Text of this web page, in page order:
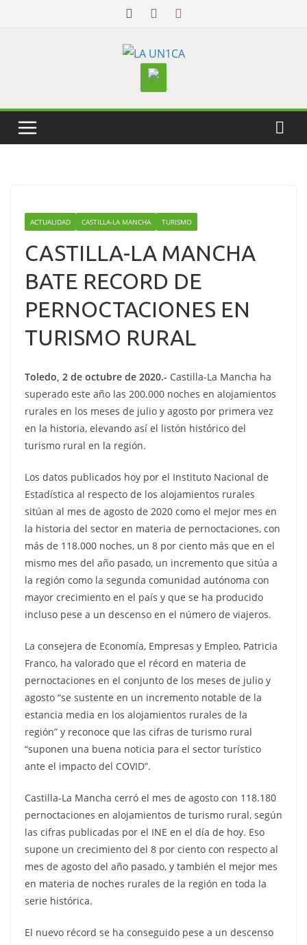
ACTUALIDAD CASTILLA-LA MANCHA TURISMO
CASTILLA-LA MANCHA
BATE RECORD DE
PERNOCTACIONES EN
TURISMO RURAL
Toledo, 2 de octubre de 2020.- Castilla-La Mancha ha
superado este año las 200.000 noches en alojamientos
rurales en los meses de julio y agosto por primera vez
en la historia, elevando así el listón histórico del
turismo rural en la región.
Los datos publicados hoy por el Instituto Nacional de
Estadística al respecto de los alojamientos rurales
sitúan al mes de agosto de 2020 como el mejor mes en
la historia del sector en materia de pernoctaciones, con
más de 118.000 noches, un 8 por ciento más que en el
mismo mes del año pasado, un incremento que sitúa a
la región como la segunda comunidad autónoma con
mayor crecimiento en el país y que se ha producido
incluso pese a un descenso en el número de viajeros.
La consejera de Economía, Empresas y Empleo, Patricia
Franco, ha valorado que el récord en materia de
pernoctaciones en el conjunto de los meses de julio y
agosto “se sustente en un incremento notable de la
estancia media en los alojamientos rurales de la
región” y reconoce que las cifras de turismo rural
“suponen una buena noticia para el sector turístico
ante el impacto del COVID”.
Castilla-La Mancha cerró el mes de agosto con 118.180
pernoctaciones en alojamientos de turismo rural, según
las cifras publicadas por el INE en el día de hoy. Eso
supone un crecimiento del 8 por ciento con respecto al
mes de agosto del año pasado, y también el mejor mes
en materia de noches rurales de la región en toda la
serie histórica.
El nuevo récord se ha conseguido pese a un descenso